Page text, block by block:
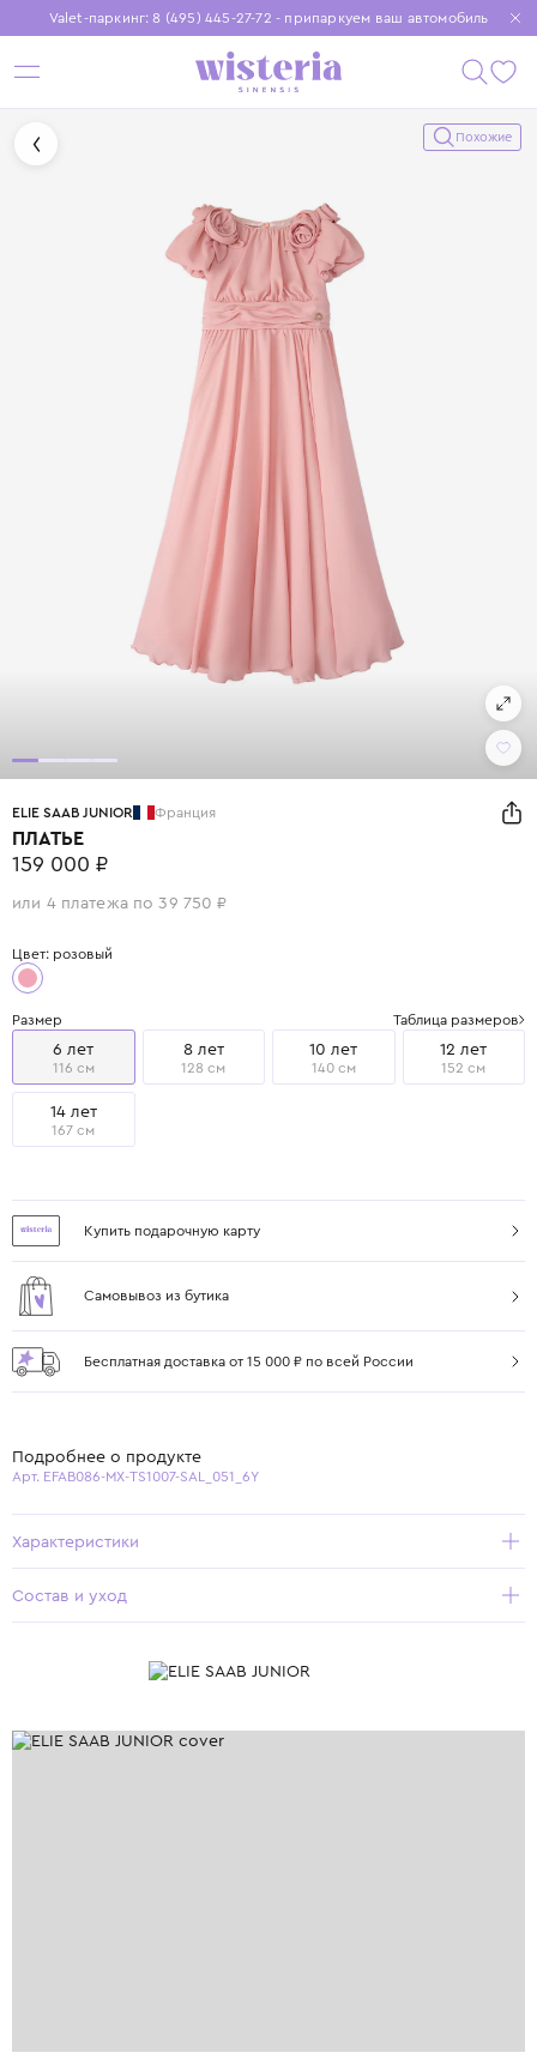
Valet-паркинг: 8 (495) 445-27-72 - припаркуем ваш автомобиль
Бесплатная доставка при заказе от 15 000 ₽
Установите приложение, чтобы покупки были еще удобнее
Похожие
ELIE SAAB JUNIOR Франция
ПЛАТЬЕ
159 000 ₽
или 4 платежа по 39 750 ₽
Цвет: розовый
Размер Таблица размеров
6 лет
116 см
8 лет
128 см
10 лет
140 см
12 лет
152 см
14 лет
167 см
Купить подарочную карту
Самовывоз из бутика
Бесплатная доставка от 15 000 ₽ по всей России
Подробнее о продукте
Арт. EFAB086-MX-TS1007-SAL_051_6Y
Характеристики
Состав и уход